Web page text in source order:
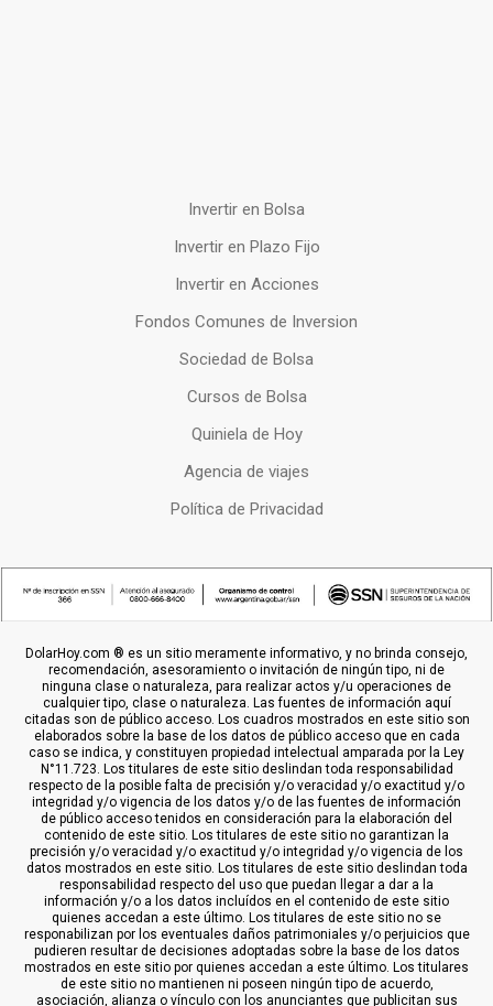
Invertir en Bolsa
Invertir en Plazo Fijo
Invertir en Acciones
Fondos Comunes de Inversion
Sociedad de Bolsa
Cursos de Bolsa
Quiniela de Hoy
Agencia de viajes
Política de Privacidad
DolarHoy.com ® es un sitio meramente informativo, y no brinda consejo,
recomendación, asesoramiento o invitación de ningún tipo, ni de
ninguna clase o naturaleza, para realizar actos y/u operaciones de
cualquier tipo, clase o naturaleza. Las fuentes de información aquí
citadas son de público acceso. Los cuadros mostrados en este sitio son
elaborados sobre la base de los datos de público acceso que en cada
caso se indica, y constituyen propiedad intelectual amparada por la Ley
N°11.723. Los titulares de este sitio deslindan toda responsabilidad
respecto de la posible falta de precisión y/o veracidad y/o exactitud y/o
integridad y/o vigencia de los datos y/o de las fuentes de información
de público acceso tenidos en consideración para la elaboración del
contenido de este sitio. Los titulares de este sitio no garantizan la
precisión y/o veracidad y/o exactitud y/o integridad y/o vigencia de los
datos mostrados en este sitio. Los titulares de este sitio deslindan toda
responsabilidad respecto del uso que puedan llegar a dar a la
información y/o a los datos incluídos en el contenido de este sitio
quienes accedan a este último. Los titulares de este sitio no se
responabilizan por los eventuales daños patrimoniales y/o perjuicios que
pudieren resultar de decisiones adoptadas sobre la base de los datos
mostrados en este sitio por quienes accedan a este último. Los titulares
de este sitio no mantienen ni poseen ningún tipo de acuerdo,
asociación, alianza o vínculo con los anunciantes que publicitan sus